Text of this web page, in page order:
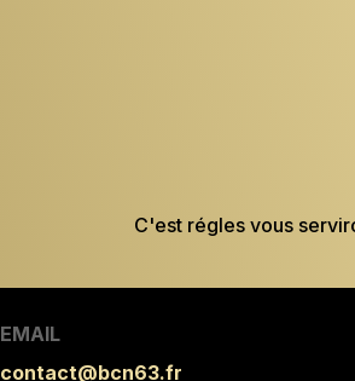
C'est régles vous
EMAIL
contact@bcn63.fr